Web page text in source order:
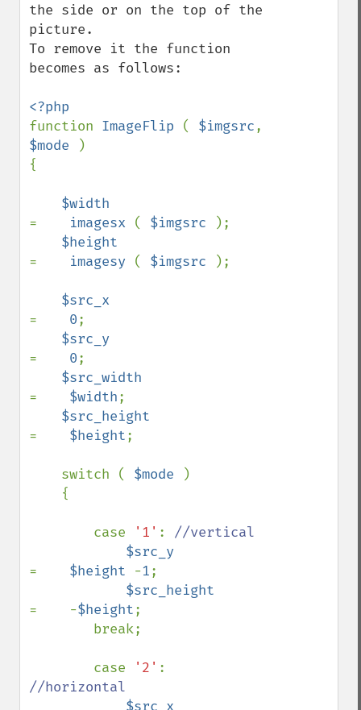
the side or on the top of the
picture.
To remove it the function
becomes as follows:
function ImageFlip ( $imgsrc
$mode
)
{
= imagesx ( $imgsrc
);
= imagesy ( $imgsrc );
= 0;
= 0;
= $width;
= $height;
    switch (
$mode
)
        case
'1' : //vertical
= $height -1;
=    -$height;
        case
'2'
//horizontal